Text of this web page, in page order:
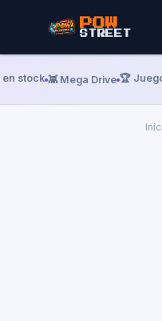
POW
STREET
👾 Mega Drive 🏆 Juegos